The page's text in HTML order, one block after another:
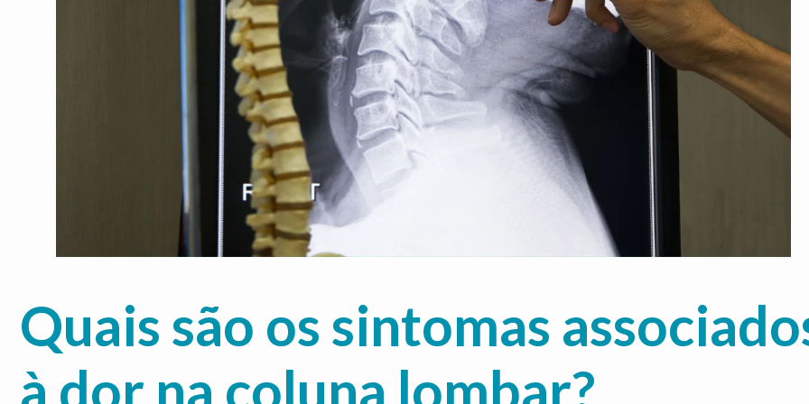
Quais são os sintomas
à dor na coluna lombar?